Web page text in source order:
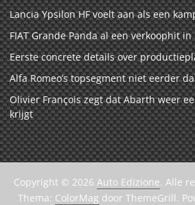
Lancia Ypsilon HF voelt aan als een
FIAT Grande Panda al een verkoophit
Eerste concrete details over
Alfa Romeo’s topsegment niet eerder
Olivier François zegt dat Abarth weer
krijgt
Copyright © 2026 Auto Edizione. Alle
Thema: ColorMag door ThemeGrill.